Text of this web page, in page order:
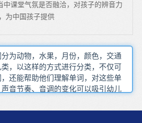
中课堂气氛是否融洽，对孩子的辨音力
为中国孩子提供
为动物，水果，月份，颜色，交通
，以这样的方式进行分类，不仅可
还能帮助他们理解单词，对这些单
音节奏、音调的变化可以吸引幼儿
那些听来的、自己说过的抽象的事